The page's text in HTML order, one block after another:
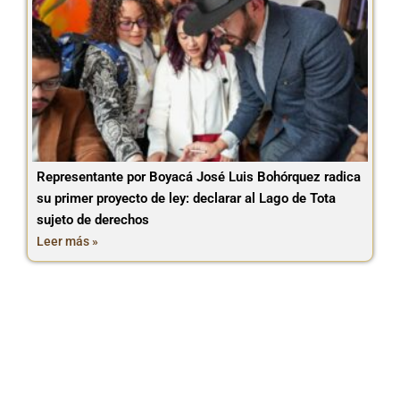
Representante por Boyacá José Luis Bohórquez radica
su primer proyecto de ley: declarar al Lago de Tota
sujeto de derechos
Leer más »